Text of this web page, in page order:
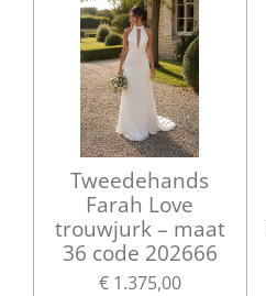
Tweedehands
Farah Love
trouwjurk – maat
36 code 202666
€ 1.375,00